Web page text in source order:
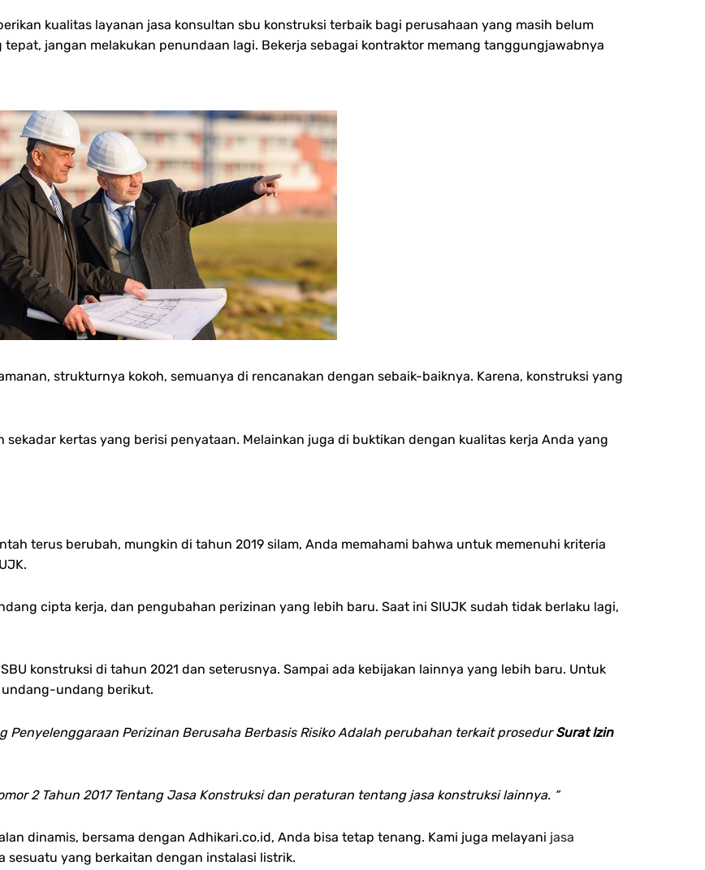
kualitas layanan jasa konsultan sbu konstruksi terbaik bagi perusahaan yang masih belum
jangan melakukan penundaan lagi. Bekerja sebagai kontraktor memang tanggungjawabnya
strukturnya kokoh, semuanya di rencanakan dengan sebaik-baiknya. Karena, konstruksi yang
kertas yang berisi penyataan. Melainkan juga di buktikan dengan kualitas kerja Anda yang
terus berubah, mungkin di tahun 2019 silam, Anda memahami bahwa untuk memenuhi kriteria
cipta kerja, dan pengubahan perizinan yang lebih baru. Saat ini SIUJK sudah tidak berlaku lagi,
konstruksi di tahun 2021 dan seterusnya. Sampai ada kebijakan lainnya yang lebih baru. Untuk
undang-undang berikut.
Penyelenggaraan Perizinan Berusaha Berbasis Risiko Adalah perubahan terkait prosedurSurat Izin
2 Tahun 2017 Tentang Jasa Konstruksi dan peraturan tentang jasa konstruksi lainnya. “
dinamis, bersama dengan Adhikari.co.id, Anda bisa tetap tenang. Kami juga melayani jasa
sesuatu yang berkaitan dengan instalasi listrik.